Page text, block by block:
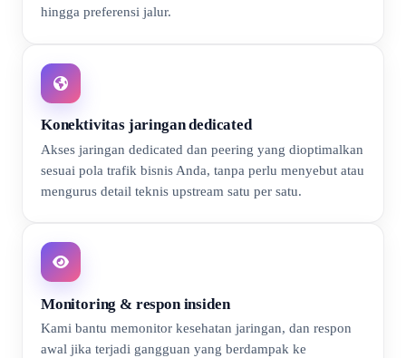
hingga preferensi jalur.
Konektivitas jaringan dedicated
Akses jaringan dedicated dan peering yang dioptimalkan
sesuai pola trafik bisnis Anda, tanpa perlu menyebut atau
mengurus detail teknis upstream satu per satu.
Monitoring & respon insiden
Kami bantu memonitor kesehatan jaringan, dan respon
awal jika terjadi gangguan yang berdampak ke